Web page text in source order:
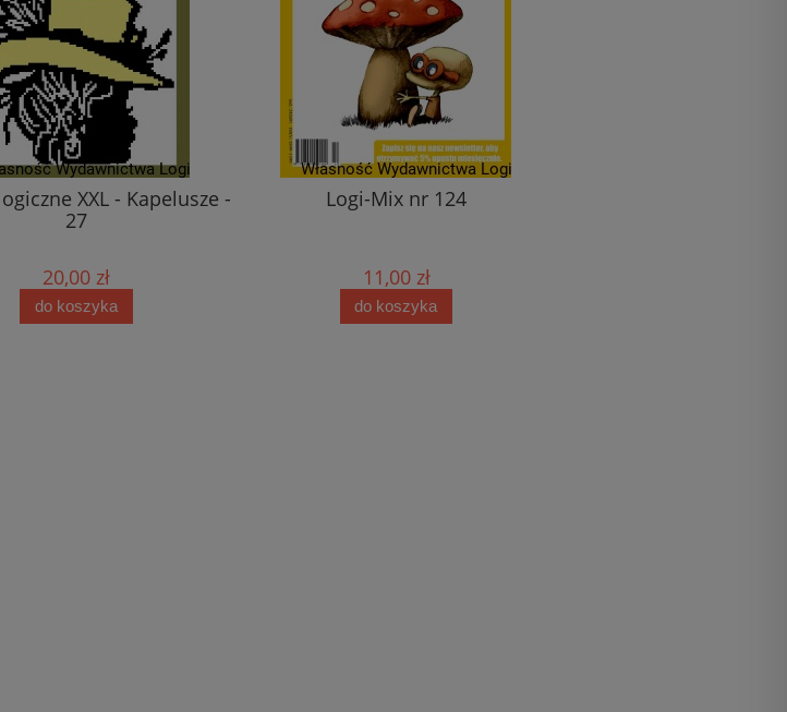
XXL - Kapelusze -
27
20,00 zł
do koszyka
Logi-Mix nr 124
11,00 zł
do koszyka